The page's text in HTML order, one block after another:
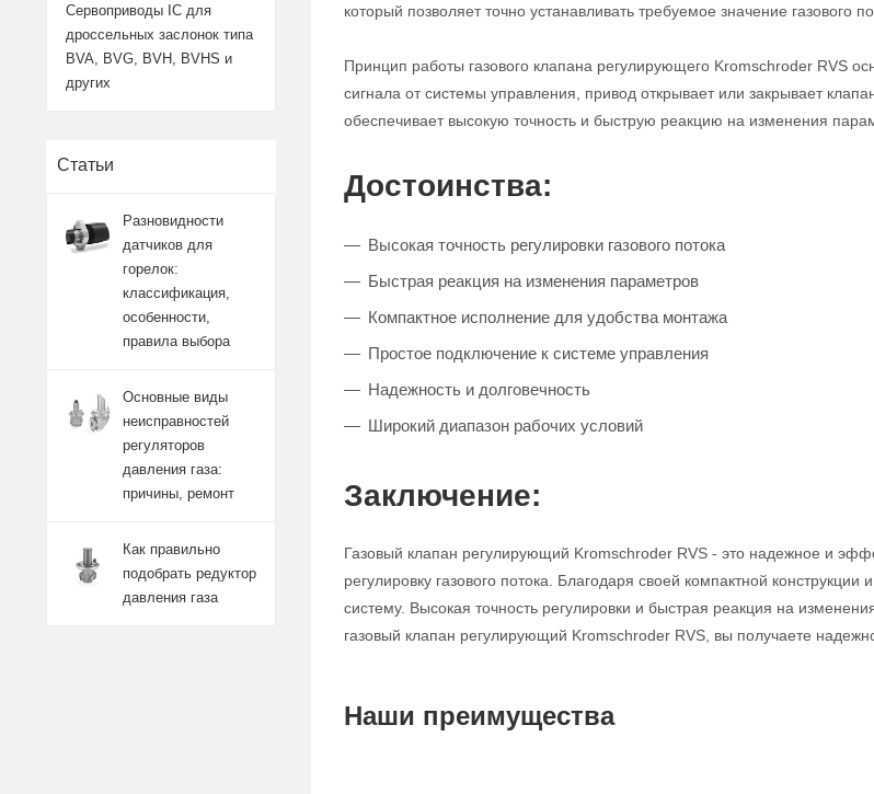
который позволяет точно устанавливать требуемое значение газового
Принцип работы газового клапана регулирующего Kromschroder RVS
сигнала от системы управления, привод открывает или закрывает
обеспечивает высокую точность и быструю реакцию на изменения
Достоинства:
Высокая точность регулировки газового потока
Быстрая реакция на изменения параметров
Компактное исполнение для удобства монтажа
Простое подключение к системе управления
Надежность и долговечность
Широкий диапазон рабочих условий
Заключение:
Газовый клапан регулирующий Kromschroder RVS - это надежное и
регулировку газового потока. Благодаря своей компактной
систему. Высокая точность регулировки и быстрая реакция на
газовый клапан регулирующий Kromschroder RVS, вы получаете
Наши преимущества
Сервоприводы IC для
дроссельных заслонок типа
BVA, BVG, BVH, BVHS и
других
Статьи
Разновидности
датчиков для
горелок:
классификация,
особенности,
правила выбора
Основные виды
неисправностей
регуляторов
давления газа:
причины, ремонт
Как правильно
подобрать редуктор
давления газа